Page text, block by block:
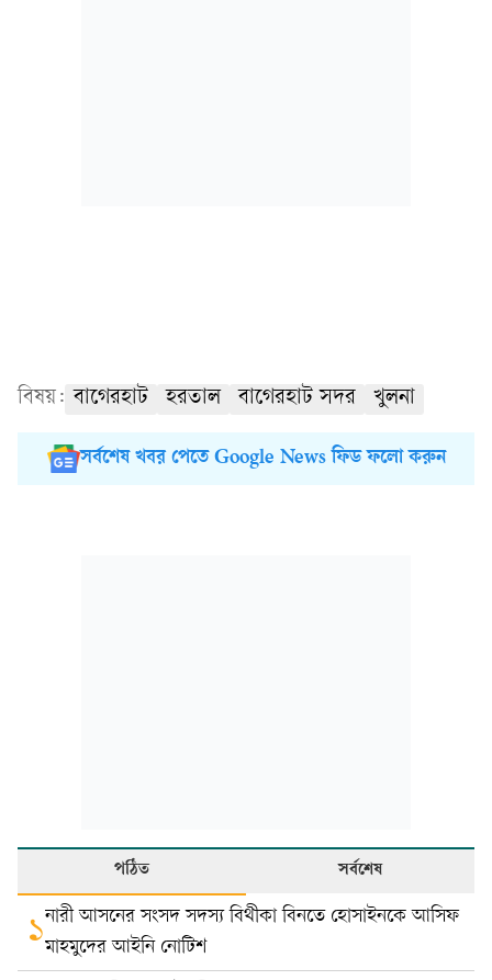
বিষয়: বাগেরহাট হরতাল বাগেরহাট সদর খুলনা
সর্বশেষ খবর পেতে Google News ফিড ফলো করুন
পঠিত সর্বশেষ
১নারী আসনের সংসদ সদস্য বিথীকা বিনতে হোসাইনকে আসিফ
মাহমুদের আইনি নোটিশ